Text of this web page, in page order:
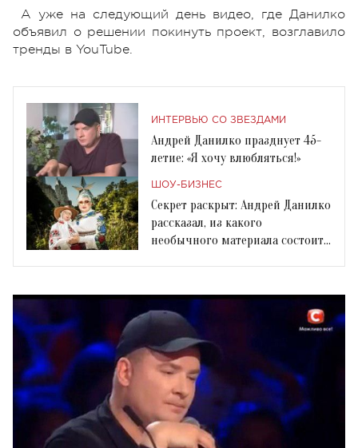
А уже на следующий день видео, где Данилко
объявил о решении покинуть проект, возглавило
тренды в YouTube.
ИНТЕРВЬЮ СО ЗВЕЗДАМИ
Андрей Данилко празднует 45-
летие: «Я хочу влюбляться!»
ШОУ-БИЗНЕС
Секрет раскрыт: Андрей Данилко
рассказал, из какого
необычного материала состоит